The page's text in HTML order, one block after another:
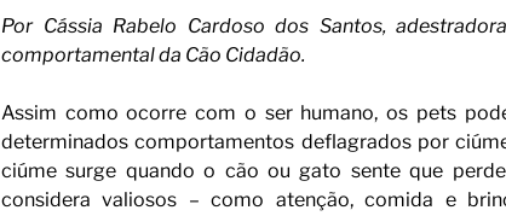
Por Cássia Rabelo Cardoso dos Santos,
comportamental da Cão Cidadão.
Assim como ocorre com o ser humano, os pets
determinados comportamentos deflagrados por
ciúme surge quando o cão ou gato sente que
considera valiosos – como atenção, comida e